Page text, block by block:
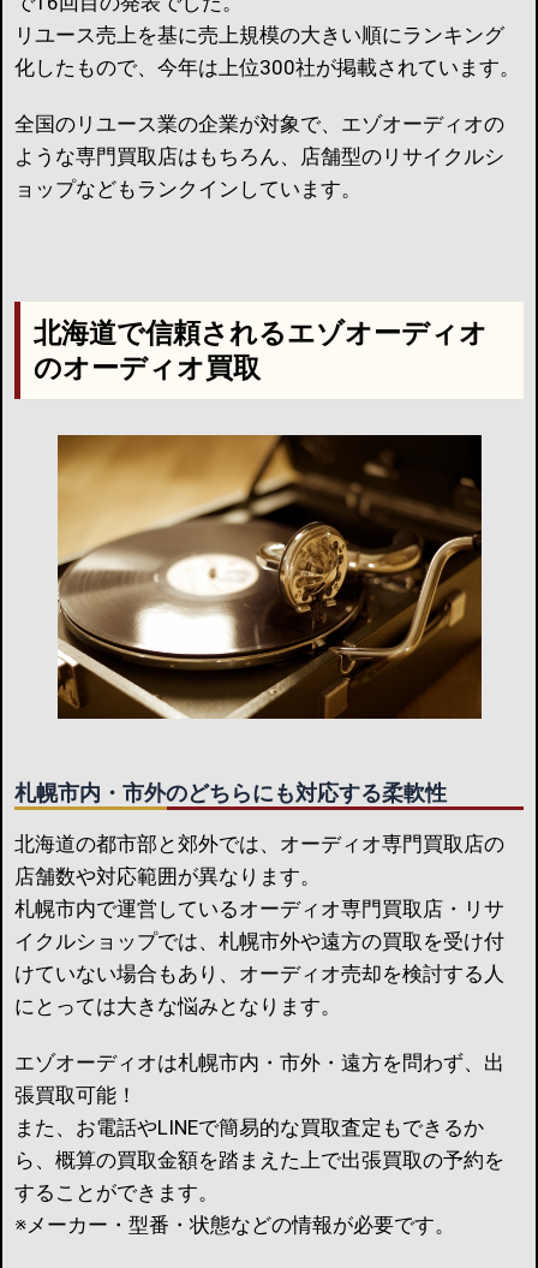
リユース売上を基に売上規模の大きい順にランキング
化したもので、今年は上位300社が掲載されています。
全国のリユース業の企業が対象で、エゾオーディオの
ような専門買取店はもちろん、店舗型のリサイクルシ
ョップなどもランクインしています。
北海道で信頼されるエゾオーディオ
のオーディオ買取
札幌市内・市外のどちらにも対応する柔軟性
北海道の都市部と郊外では、オーディオ専門買取店の
店舗数や対応範囲が異なります。
札幌市内で運営しているオーディオ専門買取店・リサ
イクルショップでは、札幌市外や遠方の買取を受け付
けていない場合もあり、オーディオ売却を検討する人
にとっては大きな悩みとなります。
エゾオーディオは札幌市内・市外・遠方を問わず、出
張買取可能！
また、お電話やLINEで簡易的な買取査定もできるか
ら、概算の買取金額を踏まえた上で出張買取の予約を
することができます。
※メーカー・型番・状態などの情報が必要です。